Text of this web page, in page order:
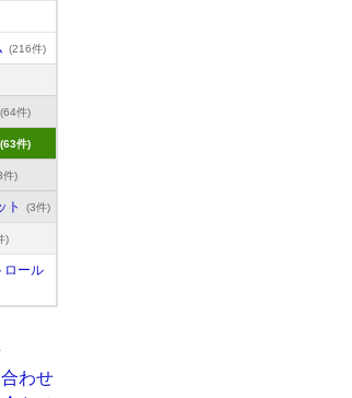
(216件)
(64件)
(63件)
件)
ト (3件)
)
ロール